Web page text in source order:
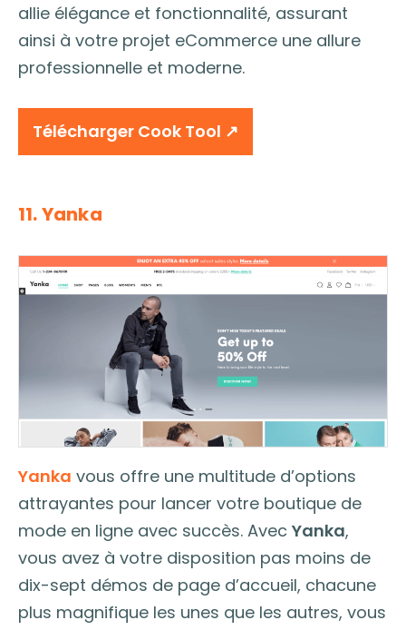
allie élégance et fonctionnalité, assurant
ainsi à votre projet eCommerce une allure
professionnelle et moderne.
Télécharger Cook Tool ↗︎
11. Yanka
Yanka vous offre une multitude d’options
attrayantes pour lancer votre boutique de
mode en ligne avec succès. Avec Yanka,
vous avez à votre disposition pas moins de
dix-sept démos de page d’accueil, chacune
plus magnifique les unes que les autres, vous